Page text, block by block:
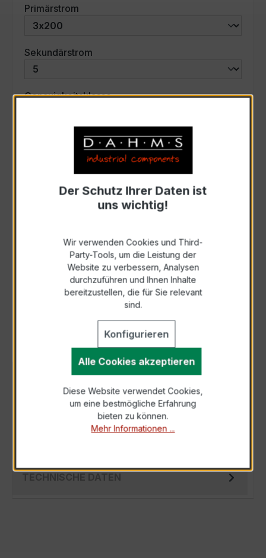
Primärstrom
Sekundärstrom
Genauigkeitsklasseauswählen
Scheinleistung (VA)auswählen
Auswahl zurücksetzen
Anfrage schriftlich
Als PDF exportieren
Der EASKD 31.8 3x200/5A 10VA Kl.0,2 ist ein
kompakter, hochpräziser
Verrechnungsstromwandler der bewährten
TECHNISCHE DATEN
Der Schutz Ihrer Daten ist
uns wichtig!
Wir verwenden Cookies und Third-
Party-Tools, um die Leistung der
Website zu verbessern, Analysen
durchzuführen und Ihnen Inhalte
bereitzustellen, die für Sie relevant
sind.
Konfigurieren
Alle Cookies akzeptieren
Diese Website verwendet Cookies,
um eine bestmögliche Erfahrung
bieten zu können.
Mehr Informationen ...